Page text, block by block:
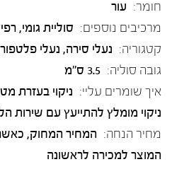
חומר: עור
מרכיבים נוספים: סוליית גומי,
קטגוריה: נעלי סירה, נעלי
גובה סוליה: 3.5 ס"מ
איך שומרים עליי: ניקוי בעזרת
ניקוי מומלץ להתייעץ עם שירות
מחיר הנחה: המחיר המחוק,
המוצר למכירה לראשונה